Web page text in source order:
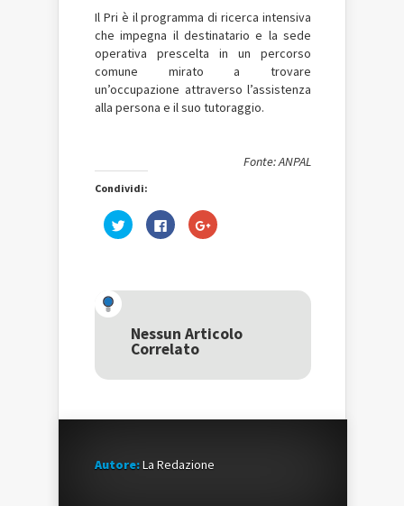
Il Pri è il programma di ricerca intensiva
che impegna il destinatario e la sede
operativa prescelta in un percorso
comune mirato a trovare
un’occupazione attraverso l’assistenza
alla persona e il suo tutoraggio.
Fonte: ANPAL
Condividi:
Fai
clic
una
nuova
finestra)
Fai
clic
nuova
finestra)
Fai
clic
una
nuova
Nessun Articolo
Correlato
Autore:La Redazione